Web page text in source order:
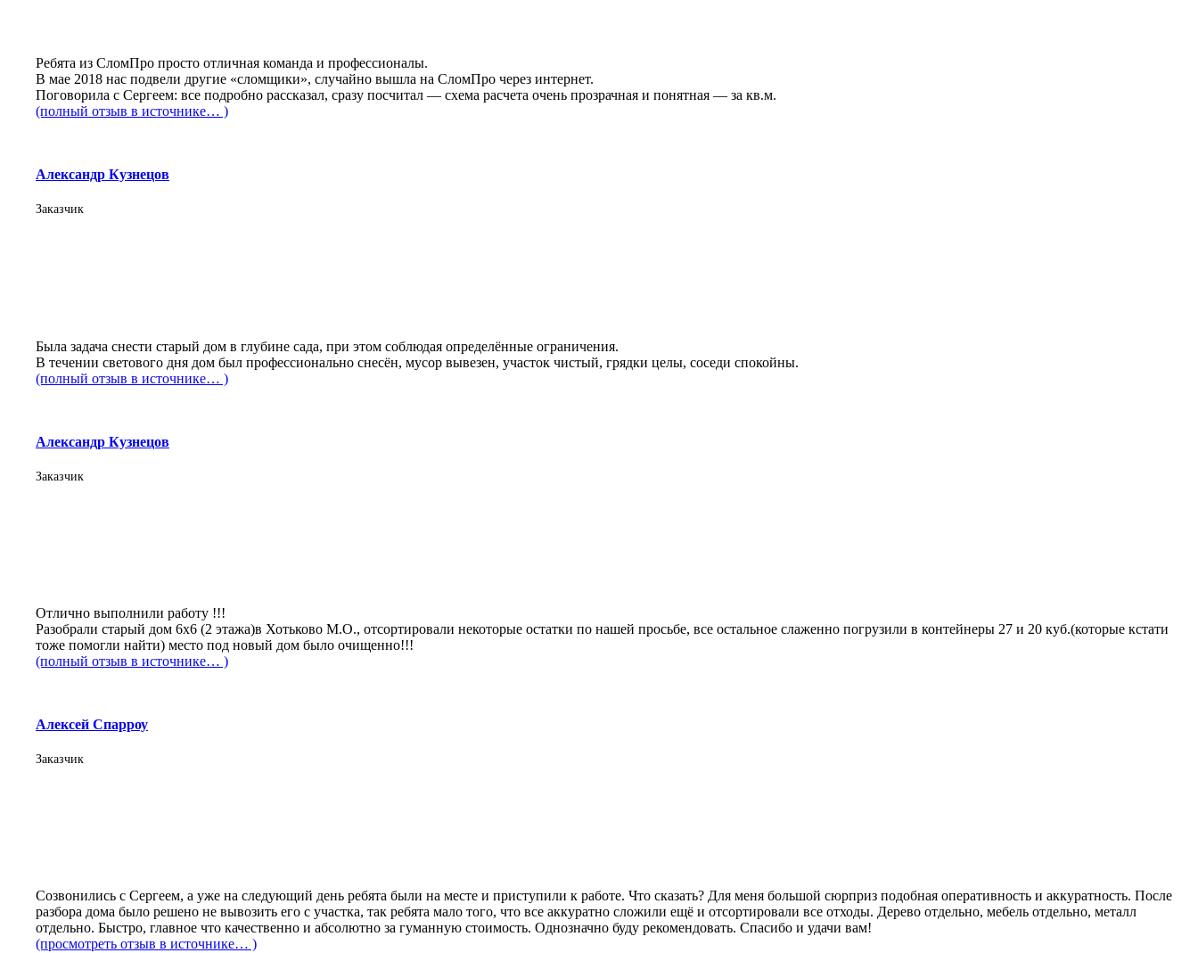
Ребята из СломПро просто отличная команда и профессионалы.
В мае 2018 нас подвели другие «сломщики», случайно вышла на СломПро через интернет.
Поговорила с Сергеем: все подробно рассказал, сразу посчитал — схема расчета очень прозрачная и понятная — за кв.м.
(полный отзыв в источнике… )
Александр Кузнецов
Заказчик
Была задача снести старый дом в глубине сада, при этом соблюдая определённые ограничения.
В течении светового дня дом был профессионально снесён, мусор вывезен, участок чистый, грядки целы, соседи спокойны.
(полный отзыв в источнике… )
Александр Кузнецов
Заказчик
Отлично выполнили работу !!!
Разобрали старый дом 6х6 (2 этажа)в Хотьково М.О., отсортировали некоторые остатки по нашей просьбе, все остальное слаженно погрузили в контейнеры 27 и 20 куб.(которые кстати
тоже помогли найти) место под новый дом было очищенно!!!
(полный отзыв в источнике… )
Алексей Спарроу
Заказчик
Созвонились с Сергеем, а уже на следующий день ребята были на месте и приступили к работе. Что сказать? Для меня большой сюрприз подобная оперативность и аккуратность. После
разбора дома было решено не вывозить его с участка, так ребята мало того, что все аккуратно сложили ещё и отсортировали все отходы. Дерево отдельно, мебель отдельно, металл
отдельно. Быстро, главное что качественно и абсолютно за гуманную стоимость. Однозначно буду рекомендовать. Спасибо и удачи вам!
(просмотреть отзыв в источнике… )